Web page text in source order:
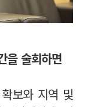
을 술회하면
보와 지역 및